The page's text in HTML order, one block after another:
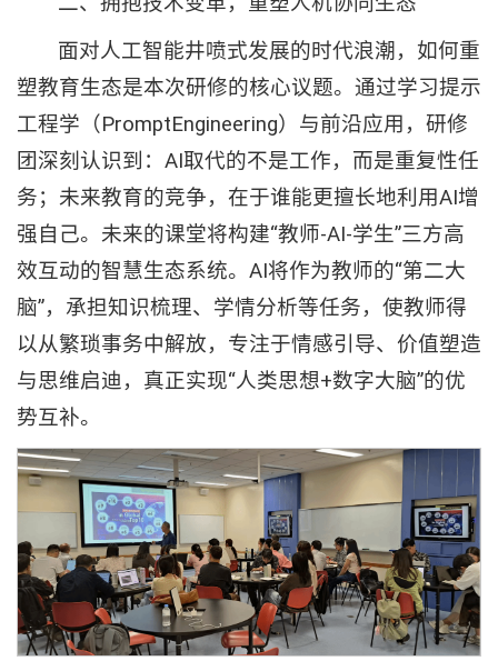
面对人工智能井喷式发展的时代浪潮，如何重
塑教育生态是本次研修的核心议题。通过学习提示
工程学（PromptEngineering）与前沿应用，研修
团深刻认识到：AI取代的不是工作，而是重复性任
务；未来教育的竞争，在于谁能更擅长地利用AI增
强自己。未来的课堂将构建“教师-AI-学生”三方高
效互动的智慧生态系统。AI将作为教师的“第二大
脑”，承担知识梳理、学情分析等任务，使教师得
以从繁琐事务中解放，专注于情感引导、价值塑造
与思维启迪，真正实现“人类思想+数字大脑”的优
势互补。